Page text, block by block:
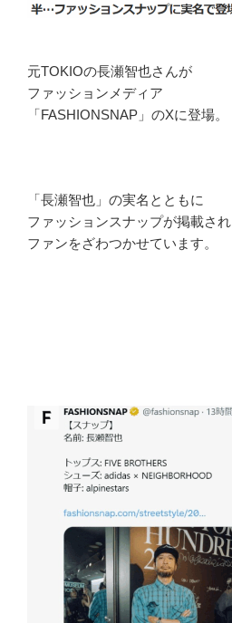
元TOKIOの長瀬智也さんが
ファッションメディア
「FASHIONSNAP」のXに登場。
「長瀬智也」の実名とともに
ファッションスナップが掲載され
ファンをざわつかせています。